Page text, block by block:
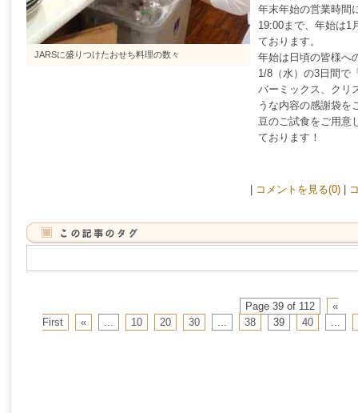
JARSに盛りつけたおせち料理の数々
年末年始の営業時間
19:00まで、年始は1
ております。
年始は日頃の皆様へ
1/8（水）の3日間で
バーミックス、クリ
うな内容の感謝袋を
豆のご試食をご用意
ております！
コメントを見る(0)
Page 39 of 112
«
First
« ... 10 20 30 ... 38 39 40 ...